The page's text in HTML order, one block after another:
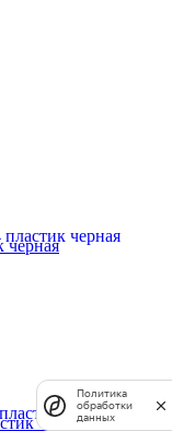
черная
черная (602)
Политика
обработки
данных